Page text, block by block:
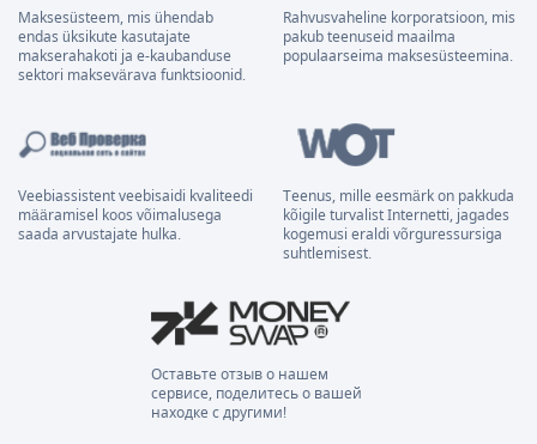
Maksesüsteem, mis ühendab
endas üksikute kasutajate
makserahakoti ja e-kaubanduse
sektori maksevärava funktsioonid.
Rahvusvaheline korporatsioon, mis
pakub teenuseid maailma
populaarseima maksesüsteemina.
Veebiassistent veebisaidi kvaliteedi
määramisel koos võimalusega
saada arvustajate hulka.
Teenus, mille eesmärk on pakkuda
kõigile turvalist Internetti, jagades
kogemusi eraldi võrguressursiga
suhtlemisest.
Оставьте отзыв о нашем
сервисе, поделитесь о вашей
находке с другими!